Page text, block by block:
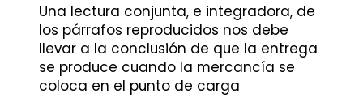
Una lectura conjunta, e integradora, de
los párrafos reproducidos nos debe
llevar a la conclusión de que la entrega
se produce cuando la mercancía se
coloca en el punto de carga